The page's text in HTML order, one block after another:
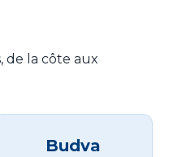
de la côte aux
Budva